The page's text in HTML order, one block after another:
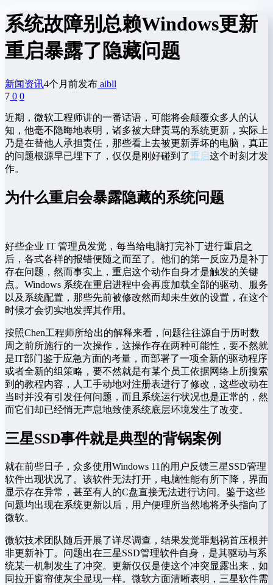
系统故障别总赖Windows更新
重启暴露了隐藏问题
新闻资讯4个月前发布 aibll
7 0 0
近期，微软工程师讲的一番话语，可能将会颠覆众多人的认
知，他毫不隐晦地表明，诸多被大肆责骂的系统更新，实际上
乃是在替他人承担责任，那些看上去被更新弄坏的电脑，真正
的问题根源早已埋下了，仅仅是刚好碰到了重启这个时刻才发
作。
为什么重启会暴露隐藏的系统问题
好些企业 IT 管理员发觉，每当给电脑打完补丁进行重启之
后，各式各样的报错便随之而至了。他们的第一反应乃是补丁
存在问题，然而事实上，重启这个动作自身才是触发的关键
点。Windows 系统在重启进程中会再度加载全部的驱动、服务
以及系统配置，那些先前被修改然而却未生效的设置，在这个
时候才会切实地发挥其作用。
按照Chen工程师所给出的解释来看，问题往往源自于历时数
周之前所施行的一次操作，这操作存在两种可能性，要不然就
是IT部门鉴于应急方面的考量，而部署了一项全新的驱动程序
或者全新的组策略，要不然就是有某个员工依据网络上所搜索
到的教程内容，人工手动地对注册表进行了修改，这些改动在
当时并没有引发任何问题，而且系统运行状况也是正常的，然
而它们却已经悄无声息地致使系统底层环境发生了改变。
三星SSD事件就是典型的背锅案例
就在前些日子，众多使用Windows 11的用户反馈三星SSD管理
软件出现状况了。该软件无法打开，电脑性能有所下降，界面
显示存在异常，甚至有人的C盘直接无法进行访问。鉴于这些
问题均出现在系统更新以后，用户便理所当然地将矛头指向了
微软。
微软技术团队随后开展了详尽调查，结果发觉罪魁祸首压根并
非更新补丁。问题出在三星SSD管理软件自身，是其驱动与系
统某一机制发生了冲突。更新仅仅是使这个冲突显露出来，如
同拉开窗帘使灰尘显现一样。微软方面清晰表明，三星软件需